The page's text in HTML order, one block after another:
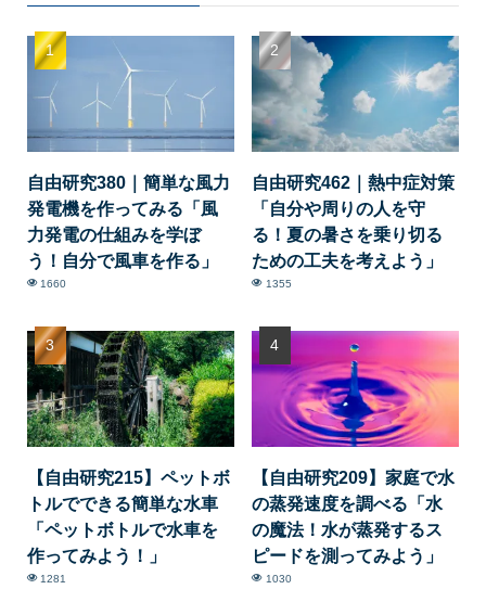
自由研究380｜簡単な風力
発電機を作ってみる「風
力発電の仕組みを学ぼ
う！自分で風車を作る」
1660
自由研究462｜熱中症対策
「自分や周りの人を守
る！夏の暑さを乗り切る
ための工夫を考えよう」
1355
【自由研究215】ペットボ
トルでできる簡単な水車
「ペットボトルで水車を
作ってみよう！」
1281
【自由研究209】家庭で水
の蒸発速度を調べる「水
の魔法！水が蒸発するス
ピードを測ってみよう」
1030